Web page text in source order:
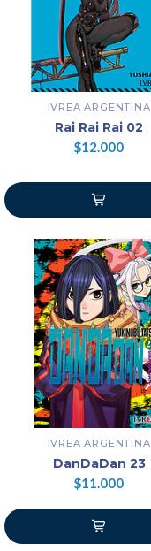
IVREA ARGENTINA
Rai Rai Rai 02
$12.000
IVREA ARGENTINA
DanDaDan 23
$11.000